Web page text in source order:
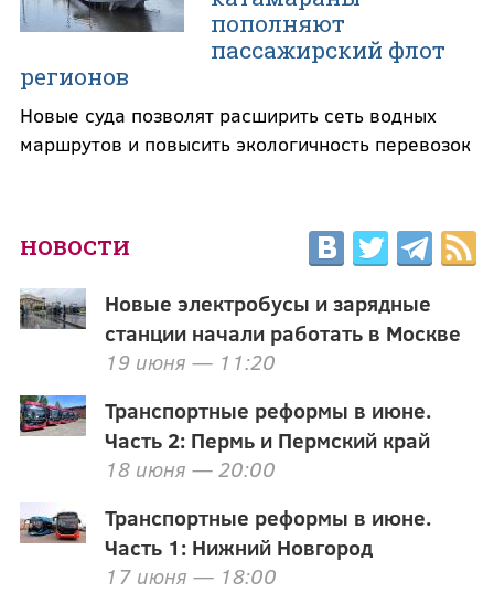
пополняют
пассажирский флот
регионов
Новые суда позволят расширить сеть водных
маршрутов и повысить экологичность перевозок
НОВОСТИ
Новые электробусы и зарядные
станции начали работать в Москве
19 июня — 11:20
Транспортные реформы в июне.
Часть 2: Пермь и Пермский край
18 июня — 20:00
Транспортные реформы в июне.
Часть 1: Нижний Новгород
17 июня — 18:00